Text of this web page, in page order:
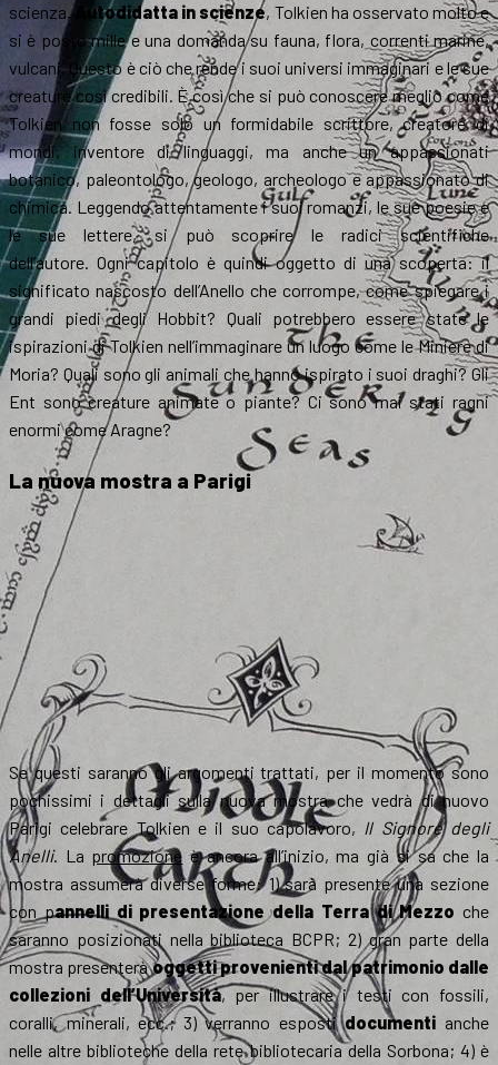
scienza. Autodidatta in scienze, Tolkien ha osservato molto e
si è posto mille e una domanda su fauna, flora, correnti marine,
vulcani. Questo è ciò che rende i suoi universi immaginari e le sue
creature così credibili. È così che si può conoscere meglio come
Tolkien non fosse solo un formidabile scrittore, creatore di
mondi, inventore di linguaggi, ma anche un appassionati
botanico, paleontologo, geologo, archeologo e appassionato di
chimica. Leggendo attentamente i suoi romanzi, le sue poesie e
le sue lettere, si può scoprire le radici scientifiche
dell’autore. Ogni capitolo è quindi oggetto di una scoperta: il
significato nascosto dell’Anello che corrompe, come spiegare i
grandi piedi degli Hobbit? Quali potrebbero essere state le
ispirazioni di Tolkien nell’immaginare un luogo come le Miniere di
Moria? Quali sono gli animali che hanno ispirato i suoi draghi? Gli
Ent sono creature animate o piante? Ci sono mai stati ragni
enormi come Aragne?
La nuova mostra a Parigi
Se questi saranno gli argomenti trattati, per il momento sono
pochissimi i dettagli sulla nuova mostra che vedrà di nuovo
Parigi celebrare Tolkien e il suo capolavoro, Il Signore degli
Anelli. La promozione è ancora all’inizio, ma già si sa che la
mostra assumerà diverse forme: 1) sarà presente una sezione
con pannelli di presentazione della Terra di Mezzo che
saranno posizionati nella biblioteca BCPR; 2) gran parte della
mostra presenteràoggetti provenienti dal patrimonio dalle
collezioni dell’Università, per illustrare i testi con fossili,
coralli, minerali, ecc.; 3) verranno espostidocumenti anche
nelle altre biblioteche della rete bibliotecaria della Sorbona; 4) è